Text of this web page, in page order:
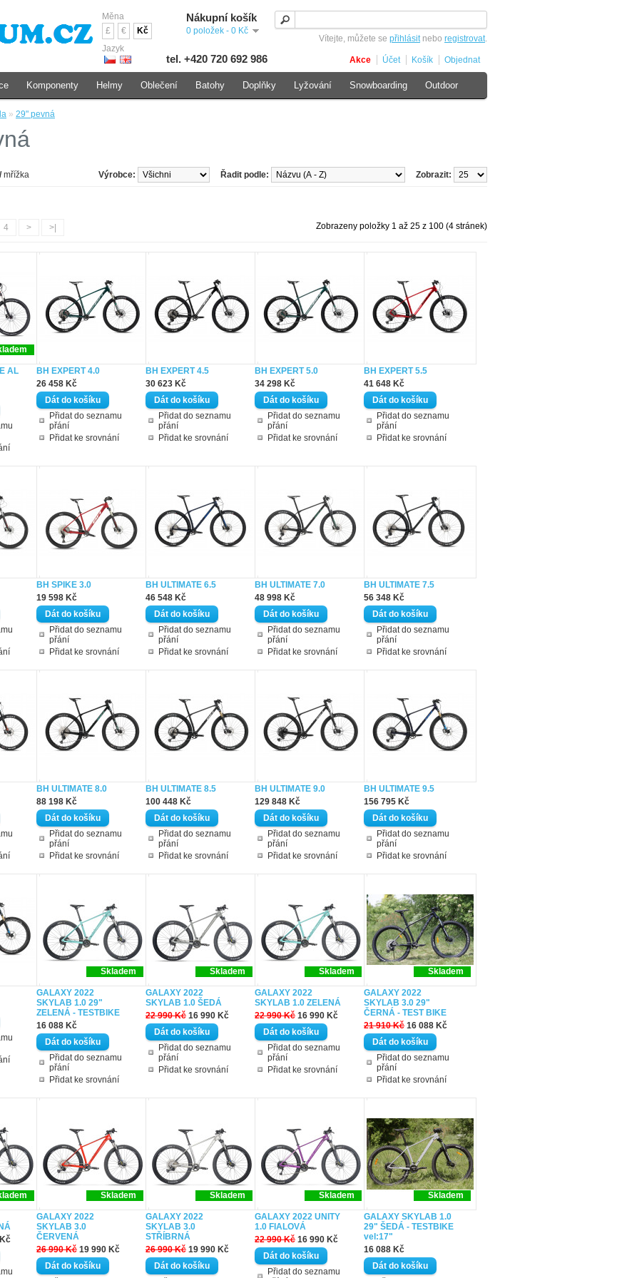
Jazyk
Měna
£
€ Kč
Nákupní košík
0 položek - 0 Kč
Vítejte, můžete se přihlásitnebo registrovat.
tel. +420 720 692 986 Akce Účet Košík Objednat
» 29" pevná
/mřížka Zobrazit:
Řadit podle:
Výrobce:
4 > >| Zobrazeny položky 1 až 25 z 100 (4 stránek)
AL
BH EXPERT 4.0
26 458 Kč
Přidat do seznamu
přání
Přidat ke srovnání
BH EXPERT 4.5
30 623 Kč
Přidat do seznamu
přání
Přidat ke srovnání
BH EXPERT 5.0
34 298 Kč
Přidat do seznamu
přání
Přidat ke srovnání
BH EXPERT 5.5
41 648 Kč
Přidat do seznamu
přání
Přidat ke srovnání
BH SPIKE 3.0
19 598 Kč
Přidat do seznamu
přání
Přidat ke srovnání
BH ULTIMATE 6.5
46 548 Kč
Přidat do seznamu
přání
Přidat ke srovnání
BH ULTIMATE 7.0
48 998 Kč
Přidat do seznamu
přání
Přidat ke srovnání
BH ULTIMATE 7.5
56 348 Kč
Přidat do seznamu
přání
Přidat ke srovnání
BH ULTIMATE 8.0
88 198 Kč
Přidat do seznamu
přání
Přidat ke srovnání
BH ULTIMATE 8.5
100 448 Kč
Přidat do seznamu
přání
Přidat ke srovnání
BH ULTIMATE 9.0
129 848 Kč
Přidat do seznamu
přání
Přidat ke srovnání
BH ULTIMATE 9.5
156 795 Kč
Přidat do seznamu
přání
Přidat ke srovnání
Skladem
GALAXY 2022
SKYLAB 1.0 29"
ZELENÁ - TESTBIKE
16 088 Kč
Přidat do seznamu
přání
Přidat ke srovnání
Skladem
GALAXY 2022
SKYLAB 1.0 ŠEDÁ
22 990 Kč 16 990 Kč
Přidat do seznamu
přání
Přidat ke srovnání
Skladem
GALAXY 2022
SKYLAB 1.0 ZELENÁ
22 990 Kč 16 990 Kč
Přidat do seznamu
přání
Přidat ke srovnání
Skladem
GALAXY 2022
SKYLAB 3.0 29"
ČERNÁ - TEST BIKE
21 910 Kč 16 088 Kč
Přidat do seznamu
přání
Přidat ke srovnání
Skladem
GALAXY 2022
SKYLAB 3.0
ČERVENÁ
26 990 Kč 19 990 Kč
Skladem
GALAXY 2022
SKYLAB 3.0
STŘÍBRNÁ
26 990 Kč 19 990 Kč
Skladem
GALAXY 2022 UNITY
1.0 FIALOVÁ
22 990 Kč 16 990 Kč
Přidat do seznamu
Skladem
GALAXY SKYLAB 1.0
29" ŠEDÁ - TESTBIKE
vel:17"
16 088 Kč
Komponenty Helmy Oblečení Batohy Doplňky Lyžování Snowboarding Outdoor